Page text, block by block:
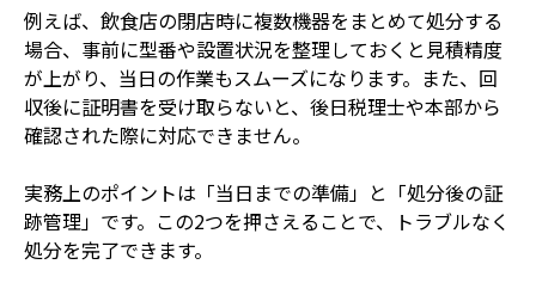
例えば、飲食店の閉店時に複数機器をまとめて処分する
場合、事前に型番や設置状況を整理しておくと見積精度
が上がり、当日の作業もスムーズになります。また、回
収後に証明書を受け取らないと、後日税理士や本部から
確認された際に対応できません。
実務上のポイントは「当日までの準備」と「処分後の証
跡管理」です。この2つを押さえることで、トラブルなく
処分を完了できます。